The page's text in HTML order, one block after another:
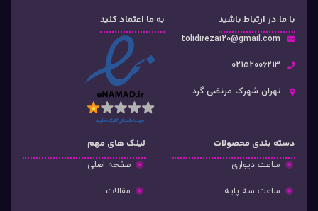
با ما در ارتباط باشید
tolidirezai20@gmail.com
02152006213
تهران شهرک مرتضی گرد
به ما اعتماد کنید
دسته‌ بندی محصولات
ساعت دیواری
ساعت سه پایه
لینک های مهم
صفحه اصلی
مقالات